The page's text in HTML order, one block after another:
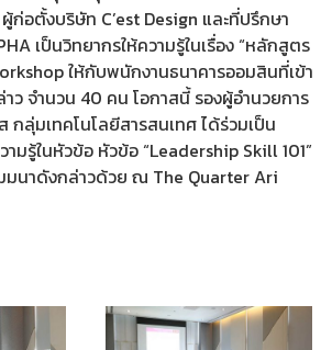
ผู้ก่อตั้งบริษัท C’est Design และที่ปรึกษา
เป็นวิทยากรให้ความรู้ในเรื่อง “หลักสูตร
ให้กับพนักงานธนาคารออมสินที่เข้า
ว จำนวน 40 คน โอกาสนี้ รองผู้อำนวยการ
กลุ่มเทคโนโลยีสารสนเทศ ได้ร่วมเป็น
มรู้ในหัวข้อ หัวข้อ “Leadership Skill 101”
มนาดังกล่าวด้วย ณ The Quarter Ari